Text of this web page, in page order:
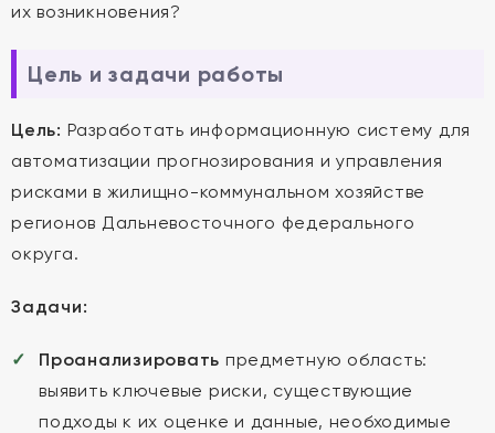
их возникновения?
Цель и задачи работы
Цель: Разработать информационную систему для
автоматизации прогнозирования и управления
рисками в жилищно-коммунальном хозяйстве
регионов Дальневосточного федерального
округа.
Задачи:
Проанализировать предметную область:
выявить ключевые риски, существующие
подходы к их оценке и данные, необходимые